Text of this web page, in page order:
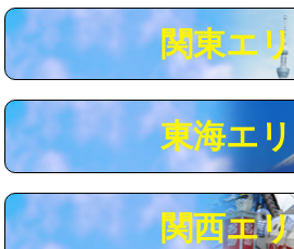
マス交換（土の掘削・埋め戻し作業）
マス交換（深さ50㎝未満）
マス交換（深さ50㎝以上）
コンクリート斫り（厚さ10㎝まで）
コンクリート斫り（厚さ10㎝超え）
モルタル補修（厚さ10㎝まで）
関東エ
東海エ
関西エ